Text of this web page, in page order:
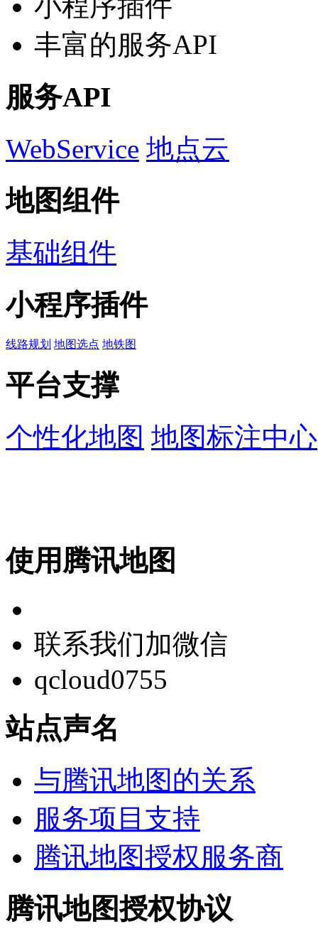
小程序插件
丰富的服务API
服务API
WebService 地点云
地图组件
基础组件
小程序插件
线路规划 地图选点 地铁图
平台支撑
个性化地图 地图标注中心
使用腾讯地图
联系我们加微信
qcloud0755
站点声名
与腾讯地图的关系
服务项目支持
腾讯地图授权服务商
腾讯地图授权协议